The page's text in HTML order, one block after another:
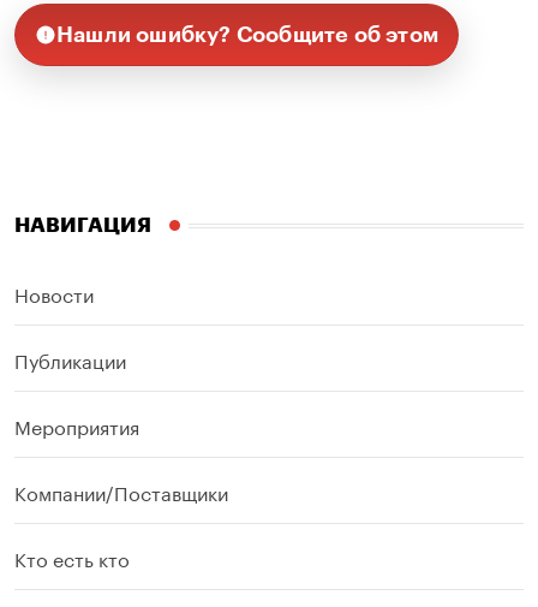
Нашли ошибку? Сообщите об этом
НАВИГАЦИЯ
Новости
Публикации
Мероприятия
Компании/Поставщики
Кто есть кто